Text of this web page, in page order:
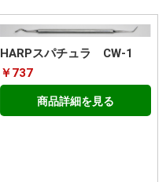
HARPスパチュラ CW-1
￥737
商品詳細を見る